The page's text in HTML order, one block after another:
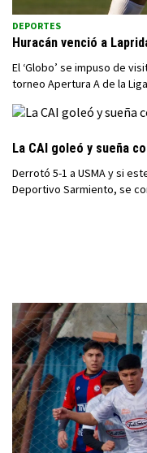
DEPORTES
Huracán venció a
El ‘Globo’ se impuso de
torneo Apertura A de la
La CAI goleó y sueña
Derrotó 5-1 a USMA y si
Deportivo Sarmiento, se